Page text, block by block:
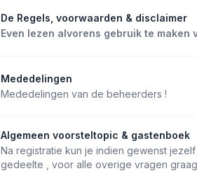
De Regels, voorwaarden & disclaimer
Even lezen alvorens gebruik te maken
Mededelingen
Mededelingen van de beheerders !
Algemeen voorsteltopic & gastenboek
Na registratie kun je indien gewenst
gedeelte , voor alle overige vragen